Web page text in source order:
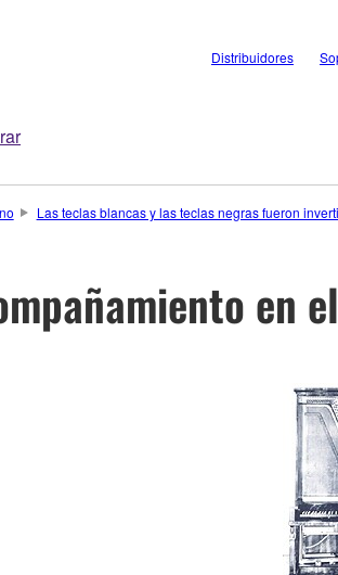
Distribuidores
Las teclas blancas y las teclas negras fueron
en